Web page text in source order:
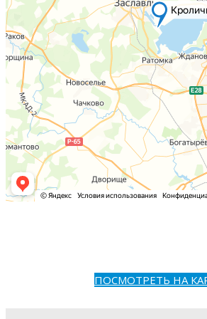
ПОСМОТРЕТЬ НА